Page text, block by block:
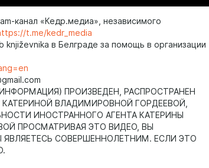
канал «Кедр.медиа», независимого
t.me/kedr_media
književnika в Белграде за помощь в организации
ПРОИЗВЕДЕН, РАСПРОСТРАНЕН
ВЛАДИМИРОВНОЙ ГОРДЕЕВОЙ,
ИНОСТРАННОГО АГЕНТА КАТЕРИНЫ
ПРОСМАТРИВАЯ ЭТО ВИДЕО, ВЫ
ЯВЛЯЕТЕСЬ СОВЕРШЕННОЛЕТНИМ. ЕСЛИ ЭТО